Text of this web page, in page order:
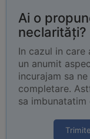
Ai o
neclarități?
In cazul in
un anumit
incurajam sa
completare.
sa